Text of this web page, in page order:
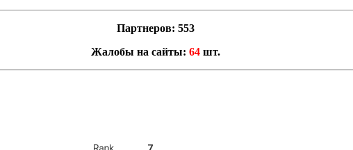
Партнеров: 553
Жалобы на сайты: 64 шт.